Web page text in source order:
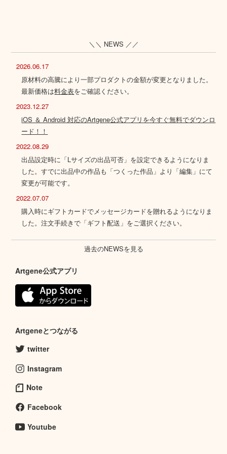
＼＼ NEWS ／／
2026.06.17
原材料の高騰により一部プロダクトの金額が変更となりました。
最新価格は料金表をご確認ください。
2023.12.27
iOS ＆ Android 対応のArtgene公式アプリを今すぐ無料でダウンロ
ード！！
2022.08.29
出品設定時に「Lサイズの出品可否」を設定できるようになりま
した。すでに出品中の作品も「つくった作品」より「編集」にて
変更が可能です。
2022.07.07
購入時にギフトカードでメッセージカードを贈れるようになりま
した。注文手続きで「ギフト配送」をご選択ください。
過去のNEWSを見る
Artgene公式アプリ
Artgeneとつながる
twitter
Instagram
Note
Facebook
Youtube